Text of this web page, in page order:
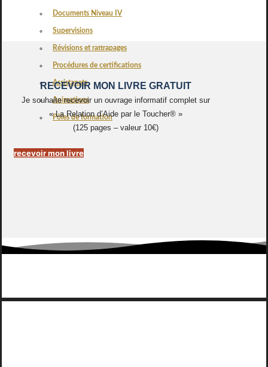
Documents Niveau IV
Supervisions
Révisions et rattrapages
Procédures de certifications
Assistanats
Animations
Pôles de formation
RECEVOIR MON LIVRE GRATUIT
Je souhaite recevoir un ouvrage informatif complet sur
« La Relation d’Aide par le Toucher® »
(125 pages – valeur 10€)
recevoir mon livre